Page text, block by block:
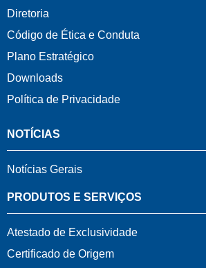
Diretoria
Código de Ética e Conduta
Plano Estratégico
Downloads
Política de Privacidade
NOTÍCIAS
Notícias Gerais
PRODUTOS E SERVIÇOS
Atestado de Exclusividade
Certificado de Origem